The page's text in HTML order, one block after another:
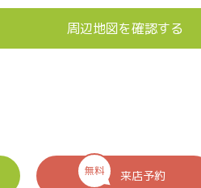
周辺地図を確認する
無料 来店予約